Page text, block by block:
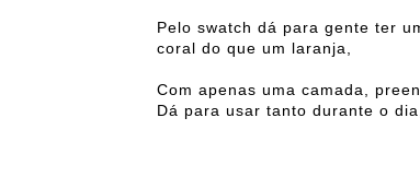
Pelo swatch dá para gente ter
coral do que um laranja,
Com apenas uma camada,
Dá para usar tanto durante o